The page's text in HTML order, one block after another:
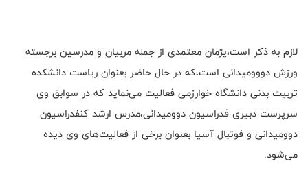
لازم به ذکر است،پژمان معتمدی از جمله مربیان و مدرسین برجسته
ورزش دووومیدانی است،که در حال حاضر بعنوان ریاست دانشکده
تربیت بدنی دانشگاه خوارزمی فعالیت می‌نماید که در سوابق وی
سرپرست دبیری فدراسیون دوومیدانی،مدرس ارشد کنفدراسیون
دوومیدانی و فوتبال آسیا بعنوان برخی از فعالیت‌های وی دیده
می‌شود.